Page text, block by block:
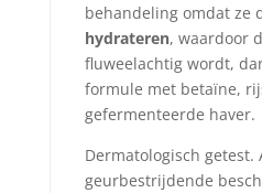
behandeling omdat ze
hydrateren, waardoor
fluweelachtig wordt,
formule met betaïne,
gefermenteerde haver.
Dermatologisch getest.
geurbestrijdende